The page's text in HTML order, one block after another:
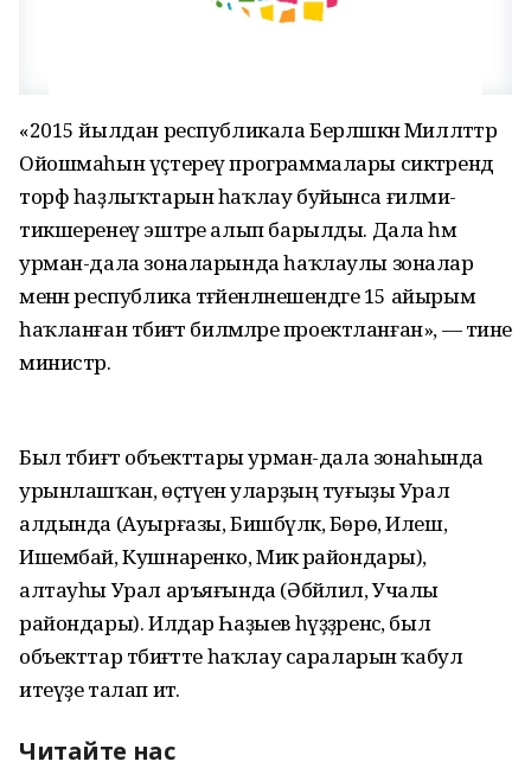
«2015 йылдан республикала Берләшкән Милләттәр
Ойошмаһын үҫтереү программалары сиктәрендә
торф һаҙлыҡтарын һаҡлау буйынса ғилми-
тикшеренеү эштәре алып барылды. Дала һәм
урман-дала зоналарында һаҡлаулы зоналар
менән республика тәғәйенләнешендәге 15 айырым
һаҡланған тәбиғәт биләмәләре проектланған», — тине
министр.
Был тәбиғәт объекттары урман-дала зонаһында
урынлашҡан, өҫтәүенә уларҙың туғыҙы Урал
алдында (Ауырғазы, Бишбүләк, Бөрө, Илеш,
Ишембай, Кушнаренко, Миәкә райондары),
алтауһы Урал аръяғында (Әбйәлил, Учалы
райондары). Илдар Һаҙыев һүҙҙәренсә, был
объекттар тәбиғәтте һаҡлау сараларын ҡабул
итеүҙе талап итә.
Читайте нас